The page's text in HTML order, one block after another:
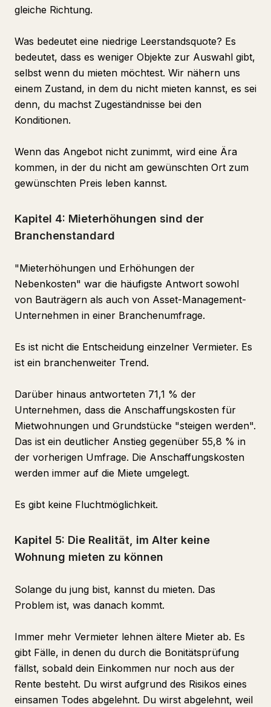
gleiche Richtung.
Was bedeutet eine niedrige Leerstandsquote? Es
bedeutet, dass es weniger Objekte zur Auswahl gibt,
selbst wenn du mieten möchtest. Wir nähern uns
einem Zustand, in dem du nicht mieten kannst, es sei
denn, du machst Zugeständnisse bei den
Konditionen.
Wenn das Angebot nicht zunimmt, wird eine Ära
kommen, in der du nicht am gewünschten Ort zum
gewünschten Preis leben kannst.
Kapitel 4: Mieterhöhungen sind der
Branchenstandard
"Mieterhöhungen und Erhöhungen der
Nebenkosten" war die häufigste Antwort sowohl
von Bauträgern als auch von Asset-Management-
Unternehmen in einer Branchenumfrage.
Es ist nicht die Entscheidung einzelner Vermieter. Es
ist ein branchenweiter Trend.
Darüber hinaus antworteten 71,1 % der
Unternehmen, dass die Anschaffungskosten für
Mietwohnungen und Grundstücke "steigen werden".
Das ist ein deutlicher Anstieg gegenüber 55,8 % in
der vorherigen Umfrage. Die Anschaffungskosten
werden immer auf die Miete umgelegt.
Es gibt keine Fluchtmöglichkeit.
Kapitel 5: Die Realität, im Alter keine
Wohnung mieten zu können
Solange du jung bist, kannst du mieten. Das
Problem ist, was danach kommt.
Immer mehr Vermieter lehnen ältere Mieter ab. Es
gibt Fälle, in denen du durch die Bonitätsprüfung
fällst, sobald dein Einkommen nur noch aus der
Rente besteht. Du wirst aufgrund des Risikos eines
einsamen Todes abgelehnt. Du wirst abgelehnt, weil